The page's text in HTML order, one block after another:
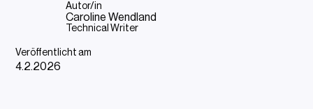
Autor/in
Caroline Wendland
Technical Writer
Veröffentlicht am
4.2.2026